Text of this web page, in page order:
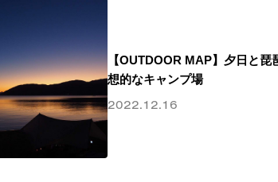
【OUTDOOR MAP】夕日と琵
想的なキャンプ場
2022.12.16